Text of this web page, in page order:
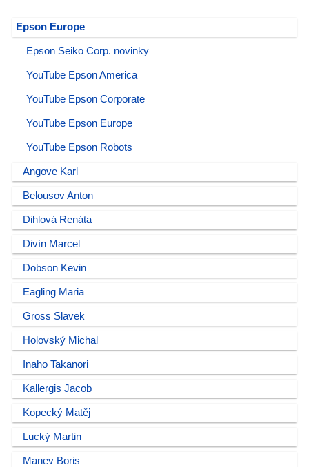
Epson Europe
Epson Seiko Corp. novinky
YouTube Epson America
YouTube Epson Corporate
YouTube Epson Europe
YouTube Epson Robots
Angove Karl
Belousov Anton
Dihlová Renáta
Divín Marcel
Dobson Kevin
Eagling Maria
Gross Slavek
Holovský Michal
Inaho Takanori
Kallergis Jacob
Kopecký Matěj
Lucký Martin
Manev Boris